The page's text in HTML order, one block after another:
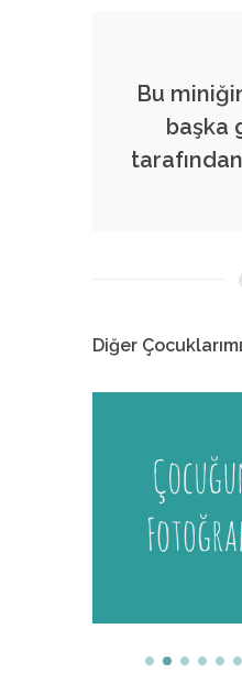
Bu
başka
Diğer
İstanbul